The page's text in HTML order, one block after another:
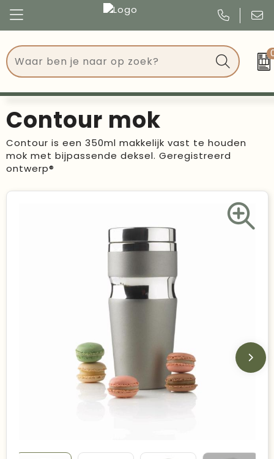
Tassen
Drinkwaren
Events
Kantoorartikelen
Duurzame keuzes
Made in Europe
Recycled
Bestsellers
Congres
Events
Kerst
Verjaardagen
Contour mok
Contour is een 350ml makkelijk vast te houden
mok met bijpassende deksel. Geregistreerd
ontwerp®